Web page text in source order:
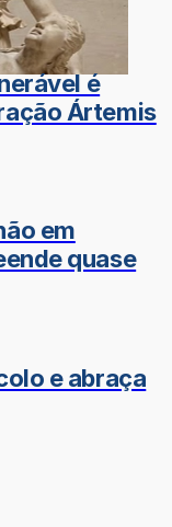
é
Ártemis
em
quase
e abraça